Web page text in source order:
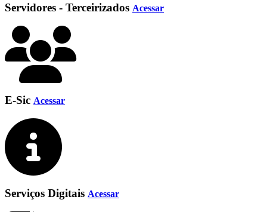
Servidores - Terceirizados Acessar
E-Sic Acessar
Serviços Digitais Acessar